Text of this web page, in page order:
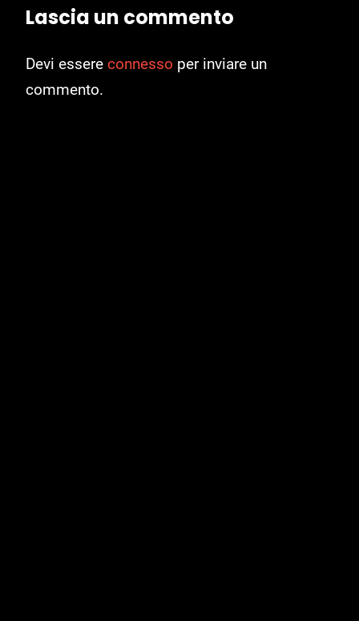
Lascia un commento
Devi essere connesso per inviare un
commento.